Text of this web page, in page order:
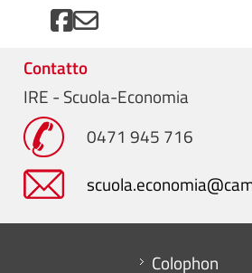
Contatto
IRE - Scuola-Economia
0471 945 716
Menu footer
Colophon